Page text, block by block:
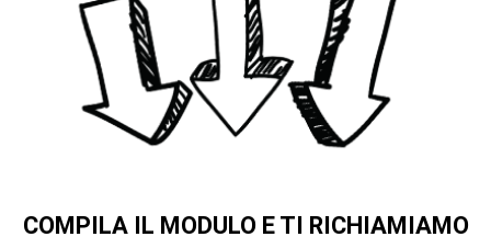
COMPILA IL MODULO E TI RICHIAMIAMO